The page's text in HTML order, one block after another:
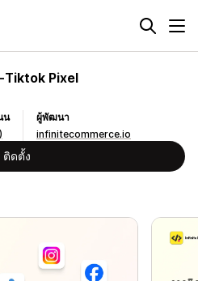
Pixel
น
ผู้พัฒนา
infinitecommerce.io
ติดตั้ง